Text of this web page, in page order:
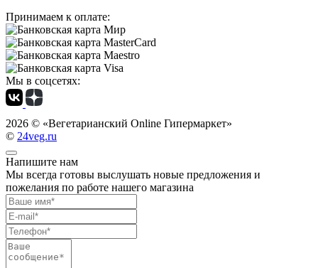
Принимаем к оплате:
Мы в соцсетях:
2026 © «Вегетарианский Online Гипермаркет»
© 24veg.ru
Напишите нам
Мы всегда готовы выслушать новые предложения и
пожелания по работе нашего магазина